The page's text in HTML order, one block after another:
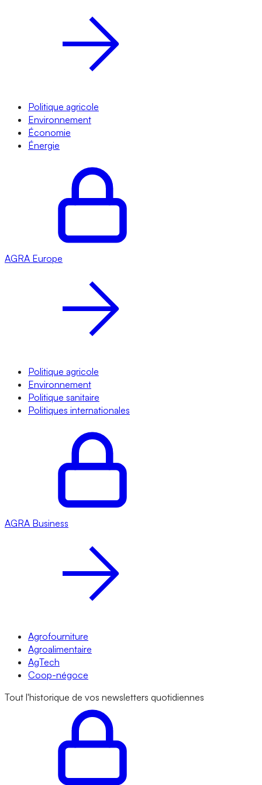
Politique agricole
Environnement
Économie
Énergie
AGRA Europe
Politique agricole
Environnement
Politique sanitaire
Politiques internationales
AGRA Business
Agrofourniture
Agroalimentaire
AgTech
Coop-négoce
Tout l'historique de vos newsletters quotidiennes